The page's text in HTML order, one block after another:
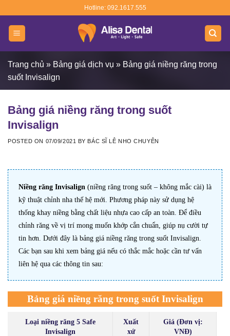
content
Hotline: 092.1617.555
Trang chủ » Bảng giá dịch vụ » Bảng giá niềng răng trong
suốt Invisalign
Bảng giá niềng răng trong suốt
Invisalign
POSTED ON 07/09/2021 BY BÁC SĨ LÊ NHO CHUYÊN
Niềng răng Invisalign (niềng răng trong suốt – không mắc cài) là
kỹ thuật chỉnh nha thế hệ mới. Phương pháp này sử dụng hệ
thống khay niềng bằng chất liệu nhựa cao cấp an toàn. Để điều
chỉnh răng về vị trí mong muốn khớp cắn chuẩn, giúp nụ cười tự
tin hơn. Dưới đây là bảng giá niềng răng trong suốt Invisalign.
Các bạn sau khi xem bảng giá nếu có thắc mắc hoặc cần tư vấn
liên hệ qua các thông tin sau:
Bảng giá niềng răng trong suốt Invisalign
Loại niềng răng 5 Safe
Invisalign
Xuất
xứ
Giá (Đơn vị:
VNĐ)